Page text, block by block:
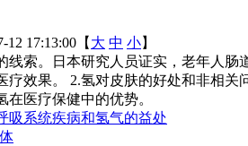
12 17:13:00【 大 中 小】
线索。日本研究人员证实，老年人
效果。 2.氢对皮肤的好处和非相
医疗保健中的优势。
吸系统疾病和氢气的益处